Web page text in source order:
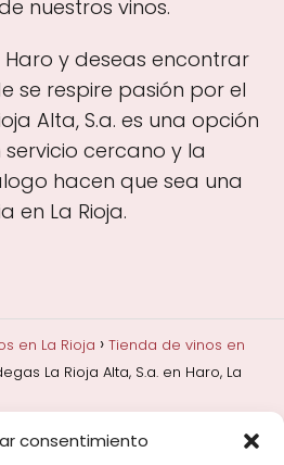
consentimiento
nuestros vinos.
Haro y deseas encontrar
se respire pasión por el
Alta, S.a. es una opción
cercano y la
hacen que sea una
en La Rioja.
en La Rioja
Tienda de vinos en
La Rioja Alta, S.a. en Haro, La
Bodegas y marcas de